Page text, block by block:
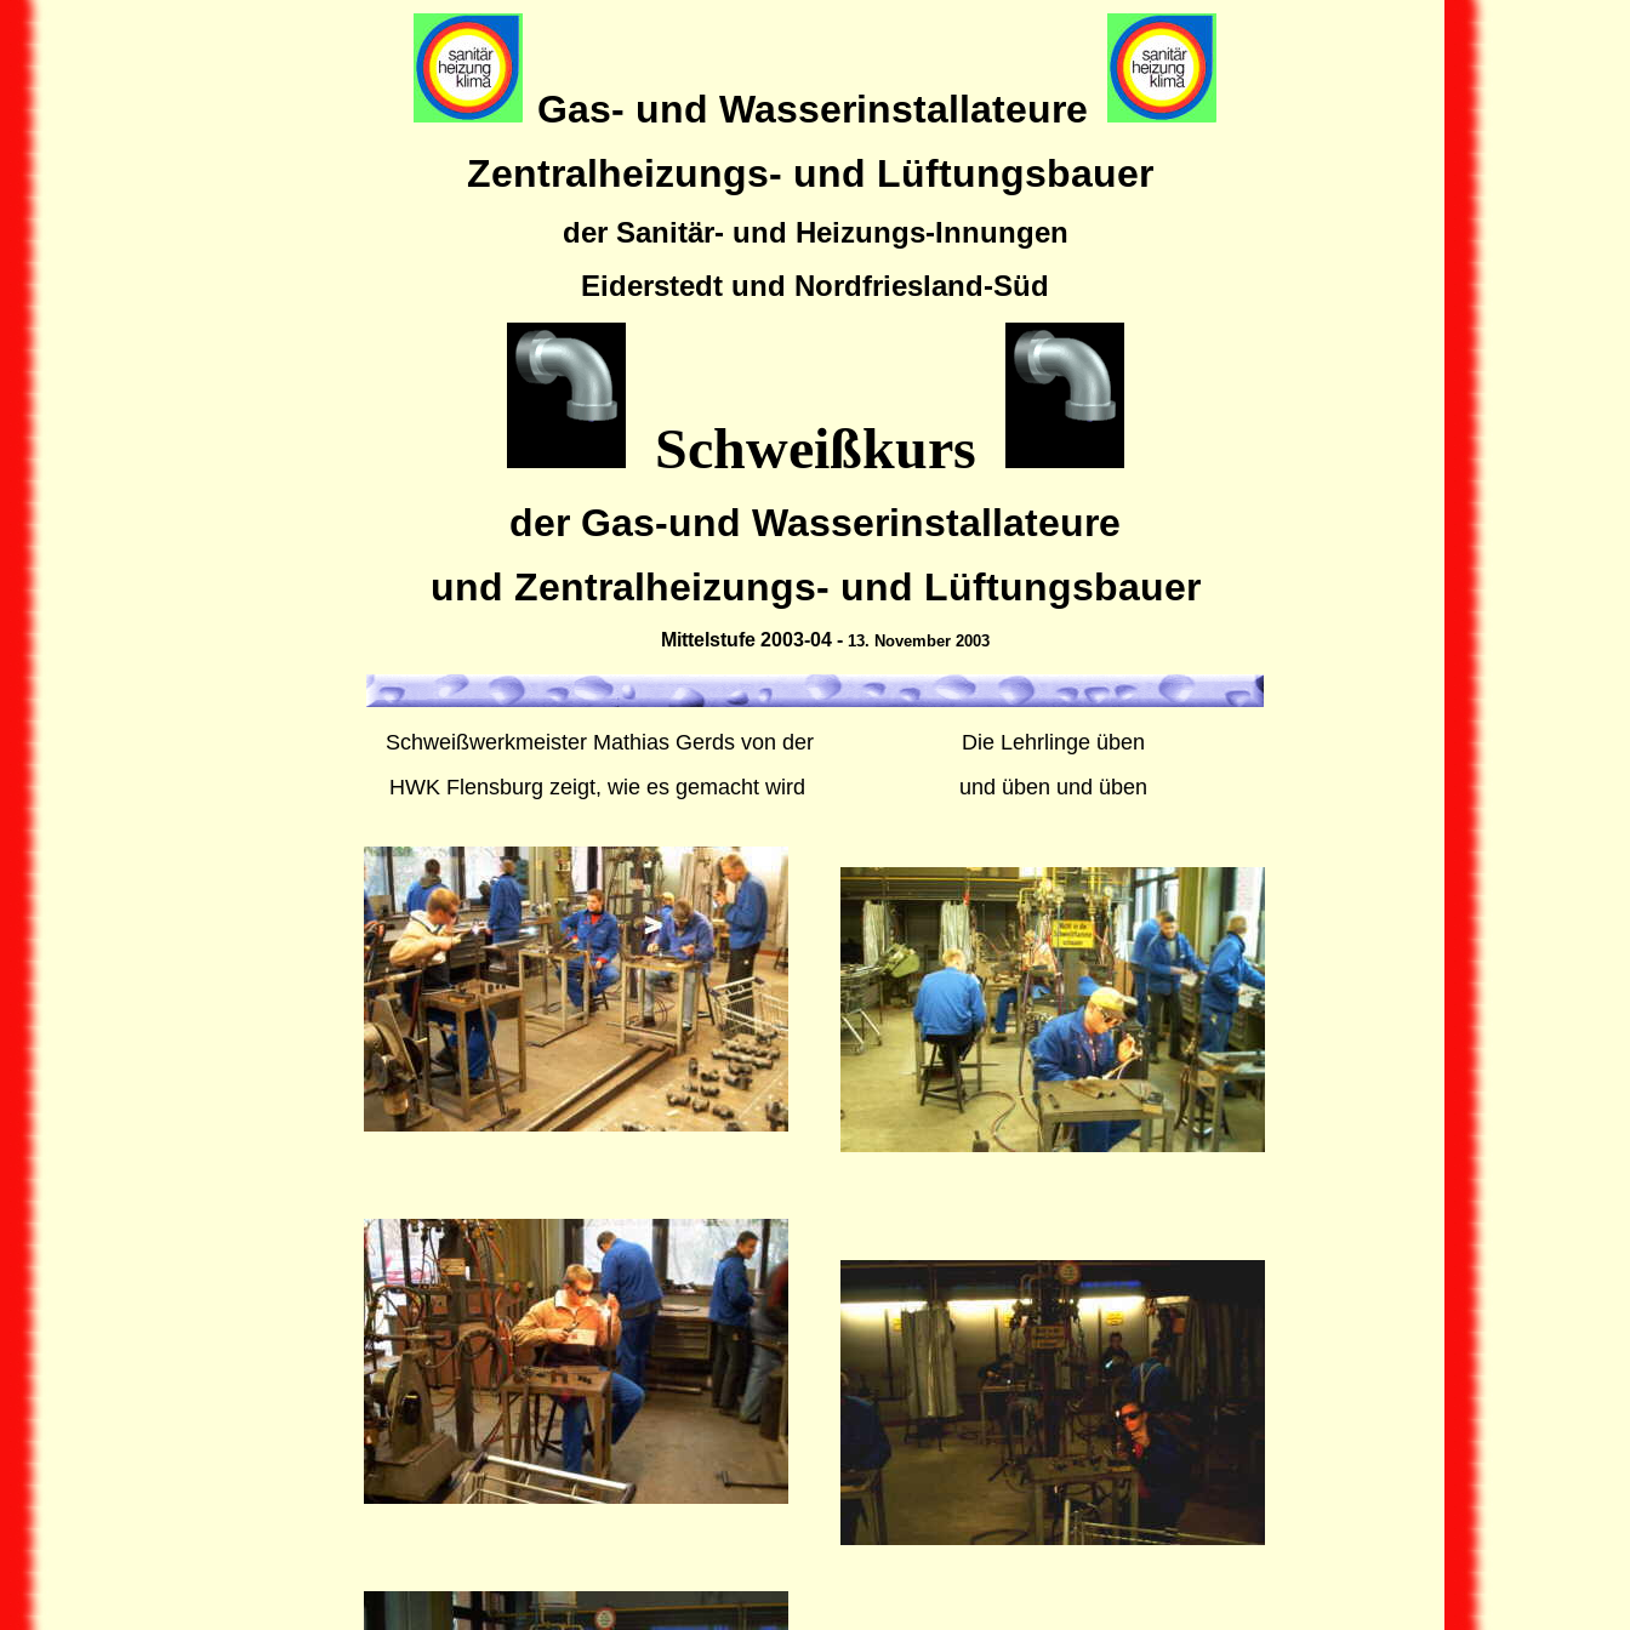
Gas- und Wasserinstallateure
Zentralheizungs- und Lüftungsbauer
der Sanitär- und Heizungs-Innungen
Eiderstedt und Nordfriesland-Süd
Schweißkurs
der Gas-und Wasserinstallateure
und Zentralheizungs- und Lüftungsbauer
Mittelstufe 2003-04 - 13. November 2003
Schweißwerkmeister Mathias Gerds von der
HWK Flensburg zeigt, wie es gemacht wird
Die Lehrlinge üben
und üben und üben